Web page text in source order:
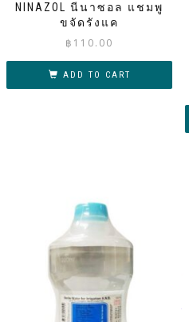
NINAZOL นีนาซอล แชมพู
ขจัดรังแค
฿ 110.00
ADD TO CART